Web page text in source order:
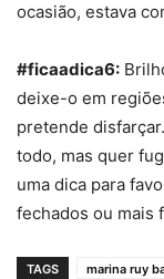
ocasião, estava
#ficaadica6:
deixe-o em
pretende
todo, mas quer
uma dica para
fechados ou mais
TAGS marina ruy